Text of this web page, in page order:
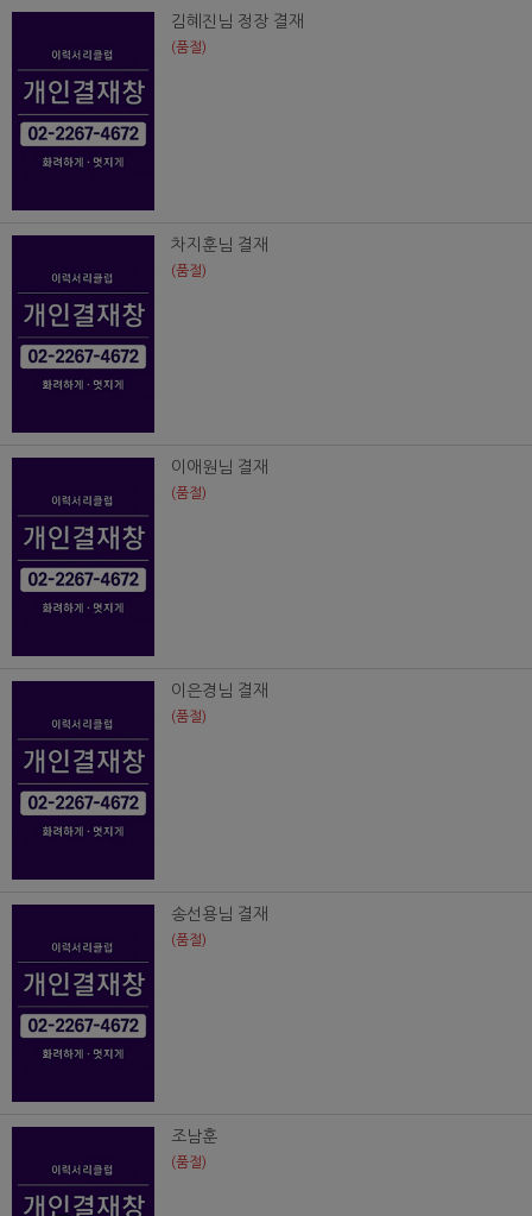
김혜진님 정장 결재
(품절)
차지훈님 결재
(품절)
이애원님 결재
(품절)
이은경님 결재
(품절)
송선용님 결재
(품절)
조남훈
(품절)